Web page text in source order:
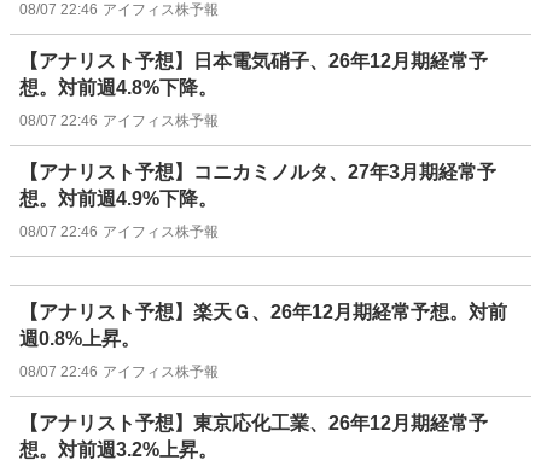
08/07 22:46 アイフィス株予報
【アナリスト予想】日本電気硝子、26年12月期経常予
想。対前週4.8%下降。
08/07 22:46 アイフィス株予報
【アナリスト予想】コニカミノルタ、27年3月期経常予
想。対前週4.9%下降。
08/07 22:46 アイフィス株予報
【アナリスト予想】楽天Ｇ、26年12月期経常予想。対前
週0.8%上昇。
08/07 22:46 アイフィス株予報
【アナリスト予想】東京応化工業、26年12月期経常予
想。対前週3.2%上昇。